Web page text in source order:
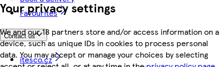
Your privacy settings
We and our 18 partners store and/or access information on a
device, such as unique IDs in cookies to process personal
data. You may accept or manage your choices by selecting
Favourites
Contact us
itesco.cz